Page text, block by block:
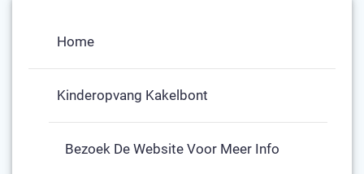
Home
Kinderopvang Kakelbont
Bezoek De Website Voor Meer Info